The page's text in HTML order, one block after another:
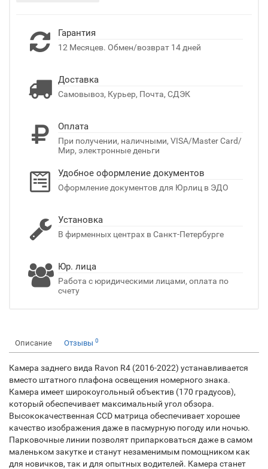
Гарантия
12 Месяцев. Обмен/возврат 14 дней
Доставка
Самовывоз, Курьер, Почта, СДЭК
Оплата
При получении, наличными, VISA/Master Card/
Мир, электронные деньги
Удобное оформление документов
Оформление документов для Юрлиц в ЭДО
Установка
В фирменных центрах в Санкт-Петербурге
Юр. лица
Работа с юридическими лицами, оплата по
счету
Описание Отзывы 0
Камера заднего вида Ravon R4 (2016-2022) устанавливается
вместо штатного плафона освещения номерного знака.
Камера имеет широкоугольный объектив (170 градусов),
который обеспечивает максимальный угол обзора.
Высококачественная CCD матрица обеспечивает хорошее
качество изображения даже в пасмурную погоду или ночью.
Парковочные линии позволят припарковаться даже в самом
маленьком закутке и станут незаменимым помощником как
для новичков, так и для опытных водителей. Камера станет